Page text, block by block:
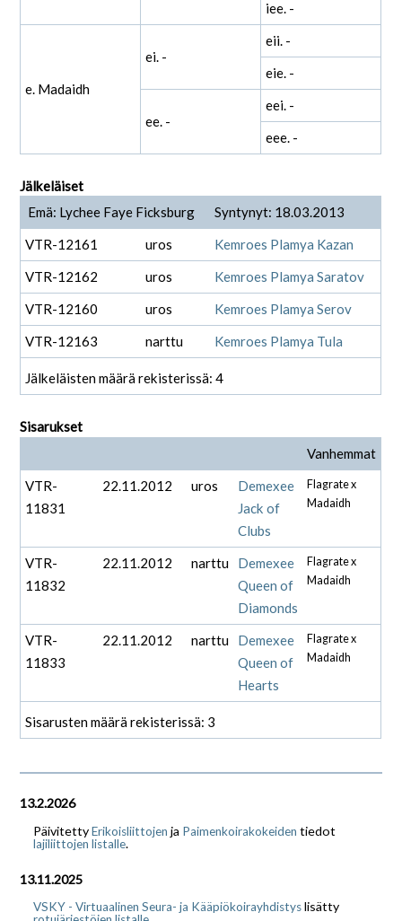
iee. -
e. Madaidh
ei. -
eii. -
eie. -
ee. -
eei. -
eee. -
Jälkeläiset
Emä: Lychee Faye Ficksburg
Syntynyt: 18.03.2013
VTR-12161
uros
Kemroes Plamya Kazan
VTR-12162
uros
Kemroes Plamya Saratov
VTR-12160
uros
Kemroes Plamya Serov
VTR-12163
narttu Kemroes Plamya Tula
Jälkeläisten määrä rekisterissä: 4
Sisarukset
Vanhemmat
VTR-
11831
22.11.2012 uros
Demexee
Jack of
Clubs
Flagrate x
Madaidh
VTR-
11832
22.11.2012 narttu
Demexee
Queen of
Diamonds
Flagrate x
Madaidh
VTR-
11833
22.11.2012 narttu
Demexee
Queen of
Hearts
Flagrate x
Madaidh
Sisarusten määrä rekisterissä: 3
13.2.2026
PäivitettyErikoisliittojen ja Paimenkoirakokeiden tiedot
lajiliittojen listalle.
13.11.2025
VSKY - Virtuaalinen Seura- ja Kääpiökoirayhdistyslisätty